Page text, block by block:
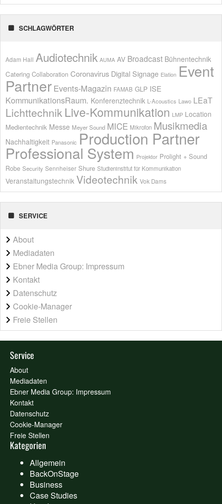
SCHLAGWÖRTER
Adam Hall Audiotechnik AUMA AV Broadcast Bühnentechnik
Catering Collaboration Coronavirus Digital Signage Elation Event
Partner Events-Magazin FAMAB GLP ISE
KommunikationsRaum. Konferenztechnik L-Acoustics Lawo LEaT
Lichttechnik Live-Kommunikation LMP Location
Medientechnik Messe Meyer Sound MICE Mikrofon Musikmedia
Nachhaltigkeit Panasonic Production Partner
Professional System Projektor Prolight + Sound
Robe Security Sennheiser Shure Studieninstitut für Kommunikation
Veranstaltungstechnik Videotechnik Vok Dams
SERVICE
About
Mediadaten
Ebner Media Group: Impressum
Kontakt
Datenschutz
Cookie-Manager
Freie Stellen
Service
About
Mediadaten
Ebner Media Group: Impressum
Kontakt
Datenschutz
Cookie-Manager
Freie Stellen
Kategorien
Allgemein
BackOnStage
Business
Case Studies